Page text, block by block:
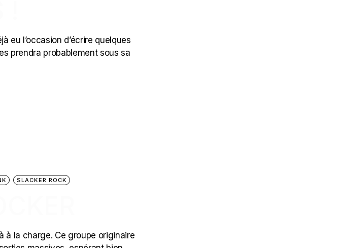
eu l’occasion d’écrire quelques
prendra probablement sous sa
SLACKER ROCK
à la charge. Ce groupe originaire